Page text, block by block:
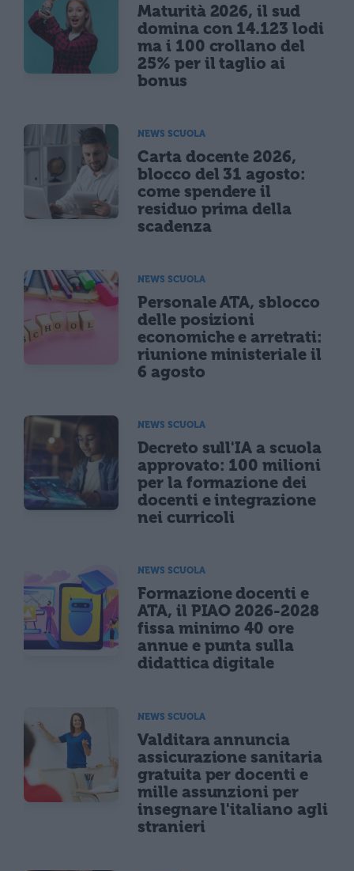
Maturità 2026, il sud
domina con 14.123 lodi
ma i 100 crollano del
25% per il taglio ai
bonus
NEWS SCUOLA
Carta docente 2026,
blocco del 31 agosto:
come spendere il
residuo prima della
scadenza
NEWS SCUOLA
Personale ATA, sblocco
delle posizioni
economiche e arretrati:
riunione ministeriale il
6 agosto
NEWS SCUOLA
Decreto sull'IA a scuola
approvato: 100 milioni
per la formazione dei
docenti e integrazione
nei curricoli
NEWS SCUOLA
Formazione docenti e
ATA, il PIAO 2026-2028
fissa minimo 40 ore
annue e punta sulla
didattica digitale
NEWS SCUOLA
Valditara annuncia
assicurazione sanitaria
gratuita per docenti e
mille assunzioni per
insegnare l'italiano agli
stranieri